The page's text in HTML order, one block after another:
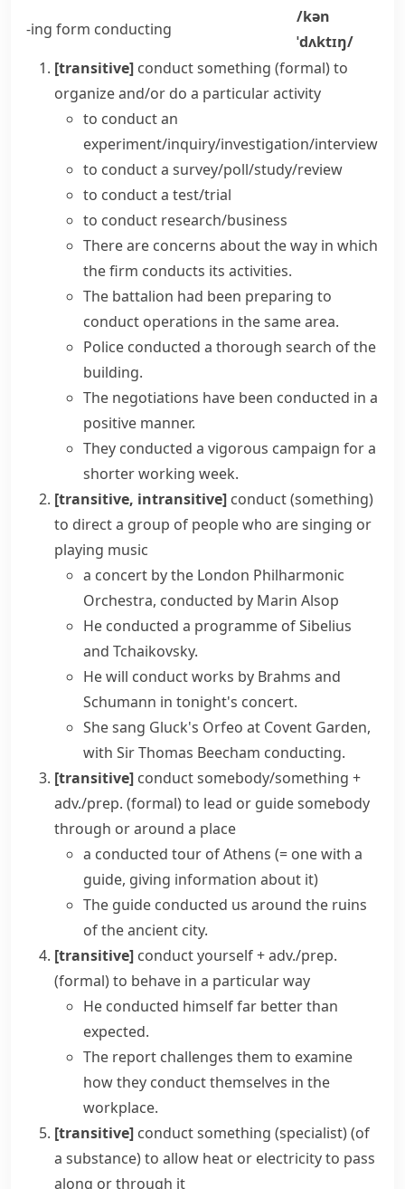
-ing form conducting
/kən
ˈdʌktɪŋ/
[transitive] conduct something (formal)to
organize and/or do a particular activity
to conduct an
experiment/inquiry/investigation/interview
to conduct a survey/poll/study/review
to conduct a test/trial
to conduct research/business
There are concerns about the way in which
the firm conducts its activities.
The battalion had been preparing to
conduct operations in the same area.
Police conducted a thorough search of the
building.
The negotiations have been conducted in a
positive manner.
They conducted a vigorous campaign for a
shorter working week.
[transitive, intransitive] conduct (something)
to direct a group of people who are singing or
playing music
a concert by the London Philharmonic
Orchestra, conducted by Marin Alsop
He conducted a programme of Sibelius
and Tchaikovsky.
He will conduct works by Brahms and
Schumann in tonight's concert.
She sang Gluck's Orfeo at Covent Garden,
with Sir Thomas Beecham conducting.
[transitive] conduct somebody/something +
adv./prep. (formal)to lead or guide somebody
through or around a place
a conducted tour of Athens (= one with a
guide, giving information about it)
The guide conducted us around the ruins
of the ancient city.
[transitive] conduct yourself + adv./prep.
(formal)to behave in a particular way
He conducted himself far better than
expected.
The report challenges them to examine
how they conduct themselves in the
workplace.
[transitive] conduct something (specialist)(of
a substance)to allow heat or electricity to pass
along or through it